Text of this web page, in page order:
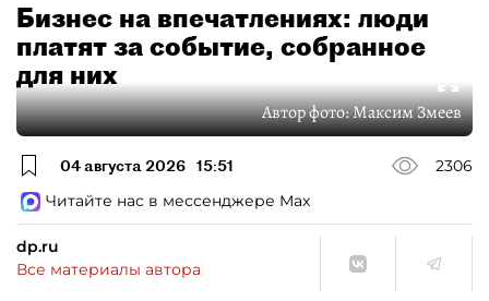
Бизнес на впечатлениях: люди
платят за событие, собранное
для них
Автор фото:Максим Змеев
04 августа 2026 15:51
2306
Читайте нас в мессенджере Max
dp.ru
Все материалы автора